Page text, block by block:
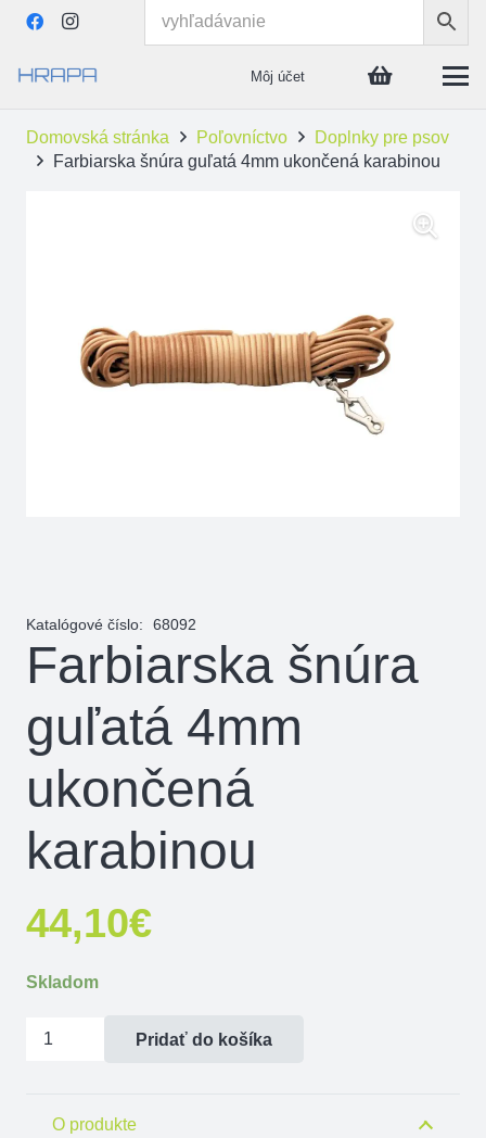
Môj účet
Domovská stránka Poľovníctvo
Doplnky pre psov
Farbiarska šnúra guľatá 4mm ukončená karabinou
Katalógové číslo: 68092
Farbiarska šnúra
guľatá 4mm
ukončená
karabinou
44,10€
Skladom
množstvo
guľatá
Pridať do košíka
O produkte